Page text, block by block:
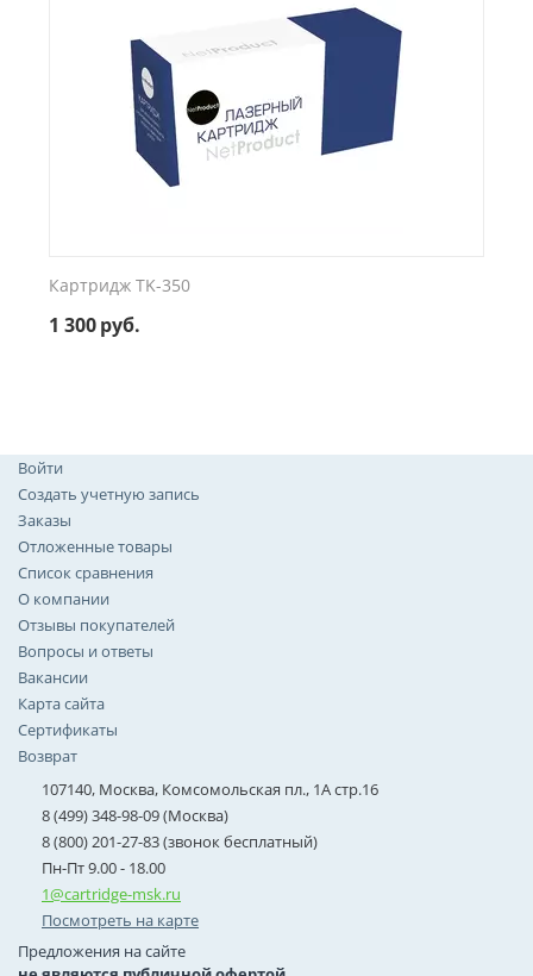
Картридж TK-350
1 300руб.
Войти
Создать учетную запись
Заказы
Отложенные товары
Список сравнения
О компании
Отзывы покупателей
Вопросы и ответы
Вакансии
Карта сайта
Сертификаты
Возврат
107140, Москва, Комсомольская пл., 1А стр.16
8 (499) 348-98-09 (Москва)
8 (800) 201-27-83 (звонок бесплатный)
Пн-Пт 9.00 - 18.00
1@cartridge-msk.ru
Посмотреть на карте
Предложения на сайте